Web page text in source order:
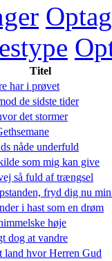
Titel
har i prøvet
de sidste tider
det stormer
nåde underfuld
som mig kan give
så fuld af trængsel
fryd dig nu
i hast som en drøm
høje
dog at vandre
land hvor Herren Gud